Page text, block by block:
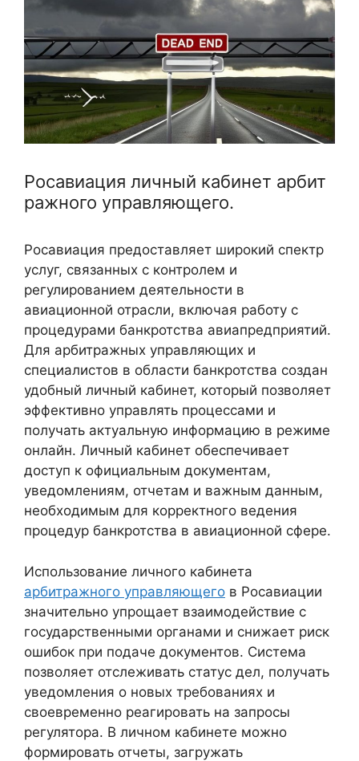
Росавиация личный кабинет арбит
ражного управляющего.
Росавиация предоставляет широкий спектр
услуг, связанных с контролем и
регулированием деятельности в
авиационной отрасли, включая работу с
процедурами банкротства авиапредприятий.
Для арбитражных управляющих и
специалистов в области банкротства создан
удобный личный кабинет, который позволяет
эффективно управлять процессами и
получать актуальную информацию в режиме
онлайн. Личный кабинет обеспечивает
доступ к официальным документам,
уведомлениям, отчетам и важным данным,
необходимым для корректного ведения
процедур банкротства в авиационной сфере.
Использование личного кабинета
арбитражного управляющего в Росавиации
значительно упрощает взаимодействие с
государственными органами и снижает риск
ошибок при подаче документов. Система
позволяет отслеживать статус дел, получать
уведомления о новых требованиях и
своевременно реагировать на запросы
регулятора. В личном кабинете можно
формировать отчеты, загружать